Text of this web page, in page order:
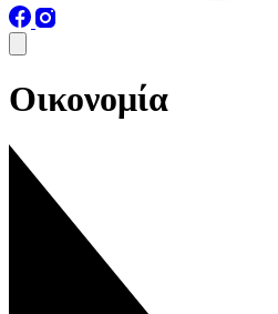
Οικονομία